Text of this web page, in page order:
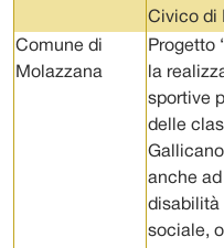
Civico di
Comune di
Molazzana
Progetto
la
sportive
delle
anche
disabilità
sociale,